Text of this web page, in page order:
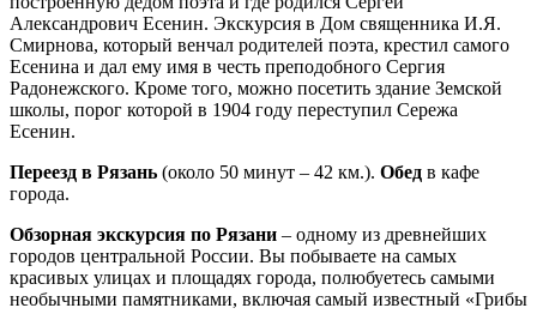
Александрович Есенин. Экскурсия в Дом священника И.Я.
Смирнова, который венчал родителей поэта, крестил самого
Есенина и дал ему имя в честь преподобного Сергия
Радонежского. Кроме того, можно посетить здание Земской
школы, порог которой в 1904 году переступил Сережа
Есенин.
Переезд в Рязань (около 50 минут – 42 км.). Обед в кафе
города.
Обзорная экскурсия по Рязани – одному из древнейших
городов центральной России. Вы побываете на самых
красивых улицах и площадях города, полюбуетесь самыми
необычными памятниками, включая самый известный «Грибы